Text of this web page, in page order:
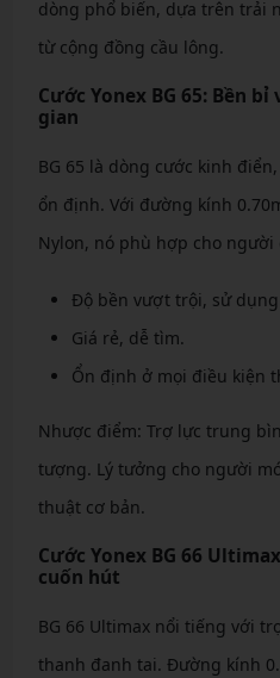
dòng phổ biến, dựa trên trải
từ cộng đồng cầu lông.
Cước Yonex BG 65: Bền
gian
BG 65 là dòng cước kinh
ổn định. Với đường kính
Nylon, nó phù hợp cho
Độ bền vượt trội, sử
Giá rẻ, dễ tìm.
Ổn định ở mọi điều kiện
Nhược điểm: Trợ lực trung
tượng. Lý tưởng cho người
thuật cơ bản.
Cước Yonex BG 66
cuốn hút
BG 66 Ultimax nổi tiếng với
thanh đanh tai. Đường kính